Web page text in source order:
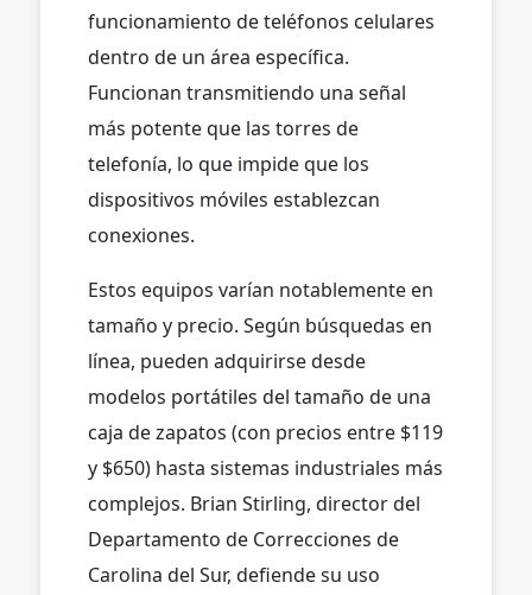
funcionamiento de teléfonos celulares
dentro de un área específica.
Funcionan transmitiendo una señal
más potente que las torres de
telefonía, lo que impide que los
dispositivos móviles establezcan
conexiones.
Estos equipos varían notablemente en
tamaño y precio. Según búsquedas en
línea, pueden adquirirse desde
modelos portátiles del tamaño de una
caja de zapatos (con precios entre $119
y $650) hasta sistemas industriales más
complejos. Brian Stirling, director del
Departamento de Correcciones de
Carolina del Sur, defiende su uso